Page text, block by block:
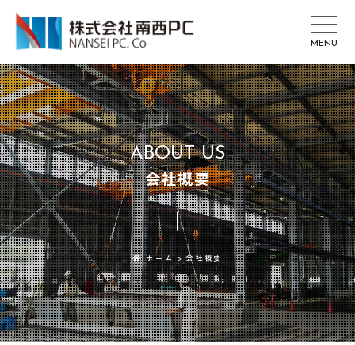
ABOUT US
会社概要
ホーム 会社概要